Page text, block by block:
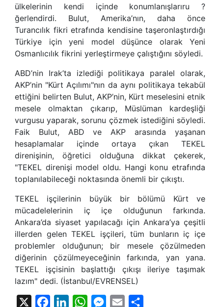
ülkelerinin kendi içinde konumlanışlarıru ?
ğerlendirdi. Bulut, Amerika’nın, daha önce
Turancılık fikri etrafında kendisine taşeronlaştırdığı
Türkiye için yeni model düşünce olarak Yeni
Osmanlıcılık fikrini yerleştirmeye çalıştığını söyledi.
ABD’nin Irak’ta izlediği politikaya paralel olarak,
AKP’nin "Kürt Açılımı"nın da aynı politikaya tekabül
ettiğini belirten Bulut, AKP’nin, Kürt meselesini etnik
mesele olmaktan çıkarıp, Müslüman kardeşliği
vurgusu yaparak, sorunu çözmek istediğini söyledi.
Faik Bulut, ABD ve AKP arasında yaşanan
hesaplamalar içinde ortaya çıkan TEKEL
direnişinin, öğretici olduğuna dikkat çekerek,
"TEKEL direnişi model oldu. Hangi konu etrafında
toplanılabileceği noktasında önemli bir çıkıştı.
TEKEL işçilerinin büyük bir bölümü Kürt ve
mücadelelerinin iç içe olduğunun farkında.
Ankara’da siyaset yapılacağı için Ankara’ya çeşitli
illerden gelen TEKEL işçileri, tüm bunların iç içe
problemler olduğunun; bir mesele çözülmeden
diğerinin çözülmeyeceğinin farkında, yan yana.
TEKEL işçisinin başlattığı çıkışı ileriye taşımak
lazım" dedi. (İstanbul/EVRENSEL)
FacebookLinkedInWhatsAppMessenger
Email